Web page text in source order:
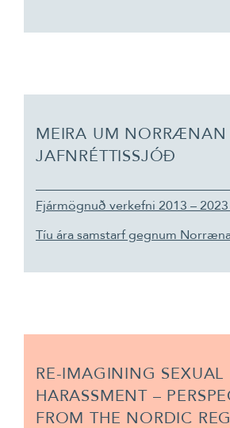
MEIRA UM NORRÆNAN
JAFNRÉTTISSJÓÐ
Fjármögnuð verkefni 2013 –
Tíu ára samstarf gegnum
RE-IMAGINING SEXUAL
HARASSMENT –
FROM THE NORDIC